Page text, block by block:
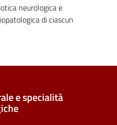
neurologica e
di ciascun
e specialità